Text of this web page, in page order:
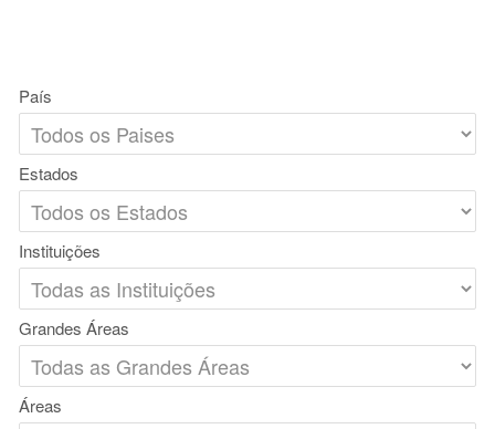
País
Estados
Instituições
Grandes Áreas
Áreas